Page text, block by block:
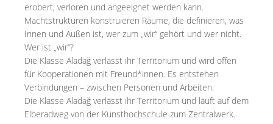
erobert, verloren und angeeignet werden kann.
Machtstrukturen konstruieren Räume, die definieren, was
Innen und Außen ist, wer zum „wir“ gehört und wer nicht.
Wer ist „wir“?
Die Klasse Aladağ verlässt ihr Territorium und wird offen
für Kooperationen mit Freund*innen. Es entstehen
Verbindungen – zwischen Personen und Arbeiten.
Die Klasse Aladağ verlässt ihr Territorium und läuft auf dem
Elberadweg von der Kunsthochschule zum Zentralwerk.